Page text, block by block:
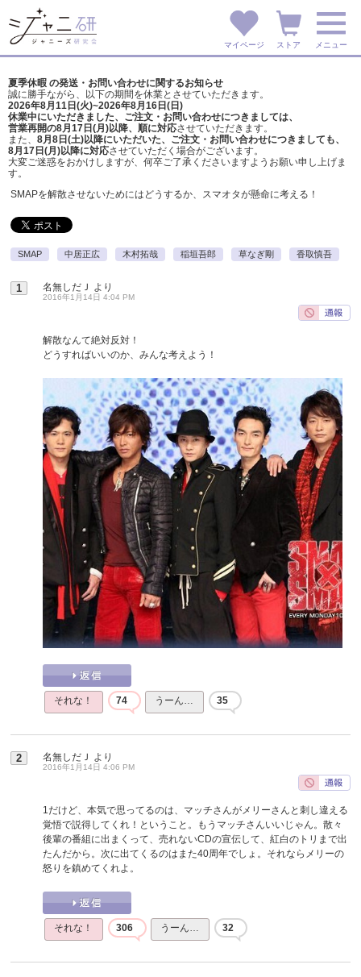
マイページ ストア メニュー
夏季休暇 の発送・お問い合わせに関するお知らせ
誠に勝手ながら、以下の期間を休業とさせていただきます。
2026年8月11日(火)~2026年8月16日(日)
休業中にいただきました、ご注文・お問い合わせにつきましては、
営業再開の8月17日(月)以降、順に対応させていただきます。
また、 8月8日(土)以降にいただいた、ご注文・ お問い合わせにつきましても、
8月17日(月)以降に対応させていただく場合がございます。
大変ご迷惑をおかけしますが、 何卒ご了承くださいますようお願い申し上げま
す。
SMAPを解散させないためにはどうするか、スマオタが懸命に考える！
SMAP 中居正広 木村拓哉 稲垣吾郎 草なぎ剛 香取慎吾
1 名無しだＪ より
2016年1月14日 4:04 PM
解散なんて絶対反対！
どうすればいいのか、みんな考えよう！
それな！ 74 うーん… 35
2 名無しだＪ より
2016年1月14日 4:06 PM
1だけど、本気で思ってるのは、マッチさんがメリーさんと刺し違える
覚悟で説得してくれ！ということ。もうマッチさんいいじゃん。散々
後輩の番組に出まくって、売れないCDの宣伝して、紅白のトリまで出
たんだから。次に出てくるのはまた40周年でしょ。それならメリーの
怒りを鎮めてくれよ。
それな！ 306 うーん… 32